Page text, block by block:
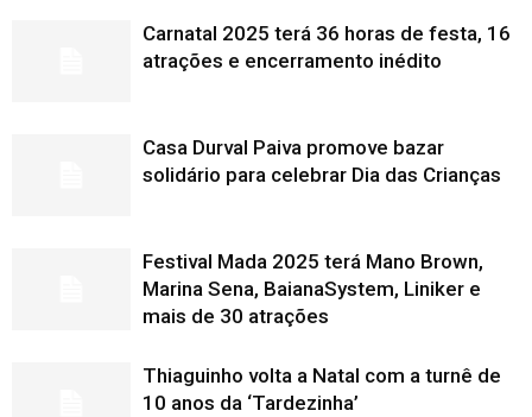
Carnatal 2025 terá 36 horas de festa, 16
atrações e encerramento inédito
Casa Durval Paiva promove bazar
solidário para celebrar Dia das Crianças
Festival Mada 2025 terá Mano Brown,
Marina Sena, BaianaSystem, Liniker e
mais de 30 atrações
Thiaguinho volta a Natal com a turnê de
10 anos da ‘Tardezinha’